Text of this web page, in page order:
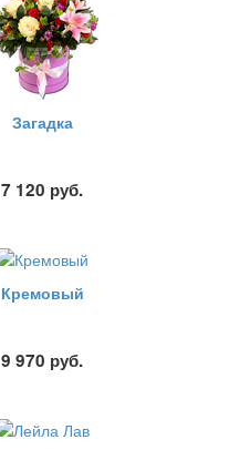
Загадка
7 120 руб.
Кремовый
9 970 руб.